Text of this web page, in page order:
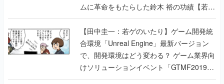
合環境「Unreal Engine」最新バージョン
で、開発環境はどう変わる？ ゲーム業界向
けソリューションイベント「GTMF2019」
に行って、より理解を深めよう【PR】
【田中圭一連載：サイバーコネクトツー
編】すべての責任はオレが取る。だから、
付いてきてくれないか──男の熱意はチーム